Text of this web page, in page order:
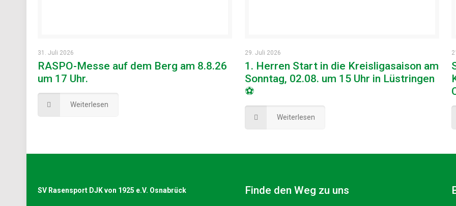
31. Juli 2026
RASPO-Messe auf dem Berg am 8.8.26
um 17 Uhr.
Weiterlesen
29. Juli 2026
1. Herren Start in die Kreisligasaison am
Sonntag, 02.08. um 15 Uhr in Lüstringen
⚽
Weiterlesen
SV Rasensport DJK von 1925 e.V. Osnabrück Finde den Weg zu uns